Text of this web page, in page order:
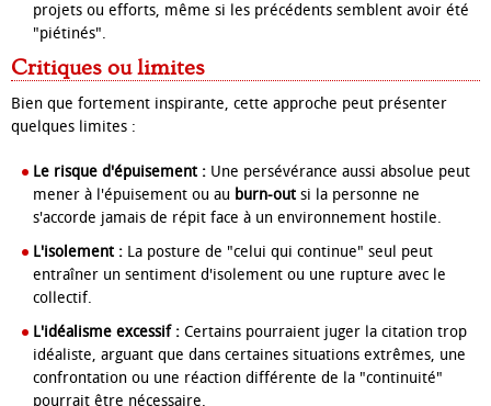
projets ou efforts, même si les précédents semblent avoir été
"piétinés".
Critiques ou limites
Bien que fortement inspirante, cette approche peut présenter
quelques limites :
Le risque d'épuisement : Une persévérance aussi absolue peut
mener à l'épuisement ou au burn-out si la personne ne
s'accorde jamais de répit face à un environnement hostile.
L'isolement : La posture de "celui qui continue" seul peut
entraîner un sentiment d'isolement ou une rupture avec le
collectif.
L'idéalisme excessif : Certains pourraient juger la citation trop
idéaliste, arguant que dans certaines situations extrêmes, une
confrontation ou une réaction différente de la "continuité"
pourrait être nécessaire.